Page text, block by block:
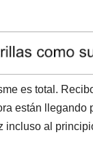
es total.
están llegando
al